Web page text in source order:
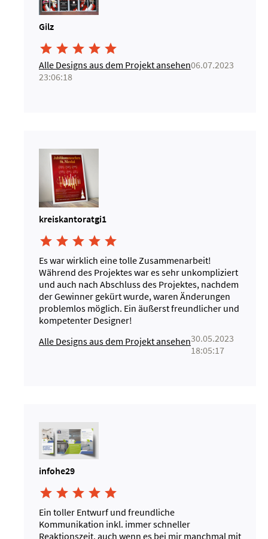
Gilz
    
Alle Designs aus dem Projekt ansehen06.07.2023
23:06:18
kreiskantoratgi1
    
Es war wirklich eine tolle Zusammenarbeit!
Während des Projektes war es sehr unkompliziert
und auch nach Abschluss des Projektes, nachdem
der Gewinner gekürt wurde, waren Änderungen
problemlos möglich. Ein äußerst freundlicher und
kompetenter Designer!
Alle Designs aus dem Projekt ansehen30.05.2023
18:05:17
infohe29
    
Ein toller Entwurf und freundliche
Kommunikation inkl. immer schneller
Reaktionszeit, auch wenn es bei mir manchmal mit